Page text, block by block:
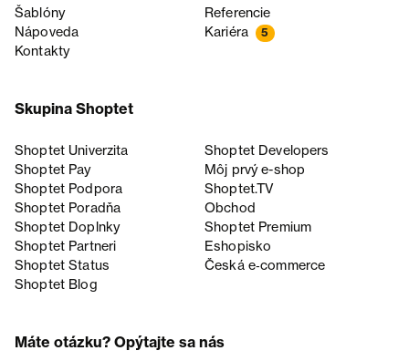
Šablóny
Referencie
Nápoveda
Kariéra 5
Kontakty
Skupina Shoptet
Shoptet Univerzita
Shoptet Developers
Shoptet Pay
Môj prvý e-shop
Shoptet Podpora
Shoptet.TV
Shoptet Poradňa
Obchod
Shoptet Doplnky
Shoptet Premium
Shoptet Partneri
Eshopisko
Shoptet Status
Česká e‑commerce
Shoptet Blog
Máte otázku? Opýtajte sa nás